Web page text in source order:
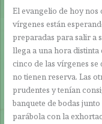
El evangelio de hoy nos
vírgenes están
preparadas para salir a
llega a una hora distinta
cinco de las vírgenes se
no tienen reserva. Las
prudentes y tenían
banquete de bodas
parábola con la